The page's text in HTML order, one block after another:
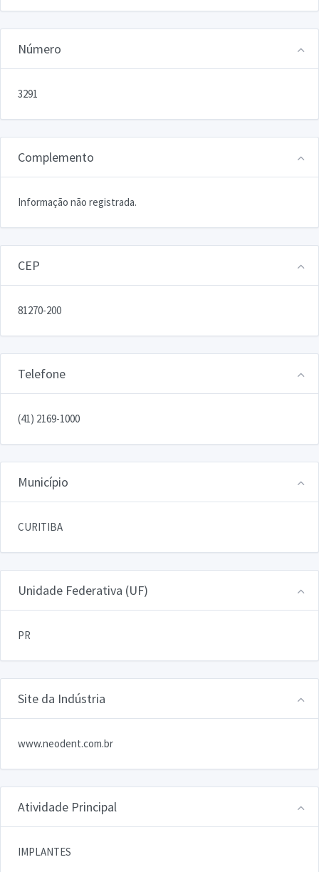
Número
3291
Complemento
Informação não registrada.
CEP
81270-200
Telefone
(41) 2169-1000
Município
CURITIBA
Unidade Federativa (UF)
PR
Site da Indústria
www.neodent.com.br
Atividade Principal
IMPLANTES